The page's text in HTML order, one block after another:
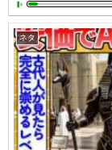
ネタ